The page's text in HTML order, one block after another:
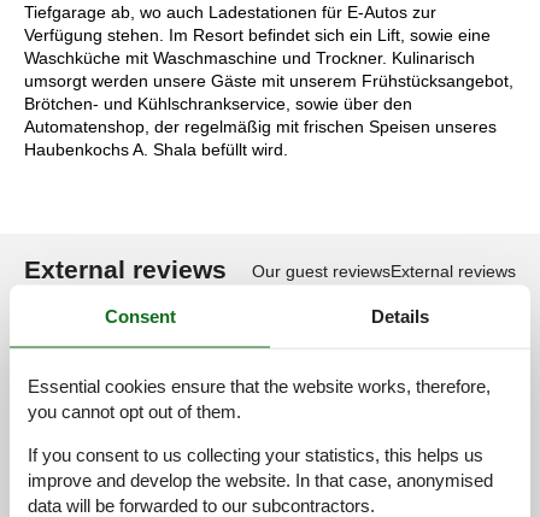
Tiefgarage ab, wo auch Ladestationen für E-Autos zur
Verfügung stehen. Im Resort befindet sich ein Lift, sowie eine
Waschküche mit Waschmaschine und Trockner. Kulinarisch
umsorgt werden unsere Gäste mit unserem Frühstücksangebot,
Brötchen- und Kühlschrankservice, sowie über den
Automatenshop, der regelmäßig mit frischen Speisen unseres
Haubenkochs A. Shala befüllt wird.
External reviews Our guest reviewsExternal reviews
4,8
Location:
Overall:
Consent Details
Essential cookies ensure that the website works, therefore,
you cannot opt out of them.
If you consent to us collecting your statistics, this helps us
improve and develop the website. In that case, anonymised
data will be forwarded to our subcontractors.